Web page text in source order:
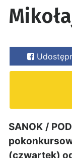
SANOK /
(czwartek)